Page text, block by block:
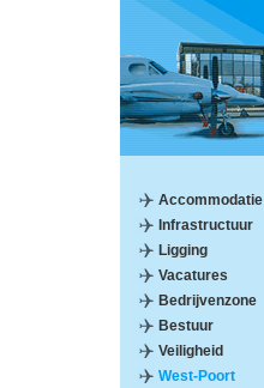
Accommodatie
Infrastructuur
Ligging
Vacatures
Bedrijvenzone
Bestuur
Veiligheid
West-Poort